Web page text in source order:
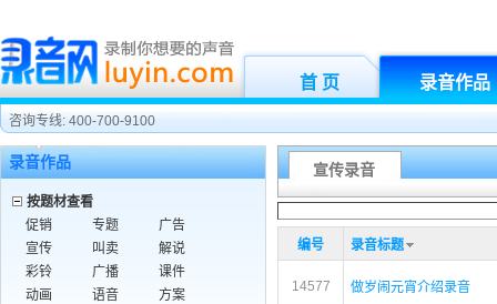
首 页 录音作品
咨询专线: 400-700-9100
录音作品
按题材查看
促销
专题
广告
宣传
叫卖
解说
彩铃
广播
课件
动画
语音
方案
宣传录音
编号 录音标题
14577 做岁闹元宵介绍录音